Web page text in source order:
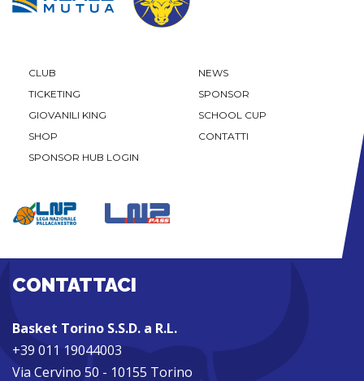
CLUB
NEWS
TICKETING
SPONSOR
GIOVANILI KING
SCHOOL CUP
SHOP
CONTATTI
SPONSOR HUB LOGIN
CONTATTACI
Basket Torino S.S.D. a R.L.
+39 011 19044003
Via Cervino 50 - 10155 Torino